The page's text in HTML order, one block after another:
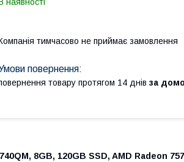
тимчасово не приймає замовлення
товару протягом 14 днів за
8GB, 120GB SSD, AMD Radeon